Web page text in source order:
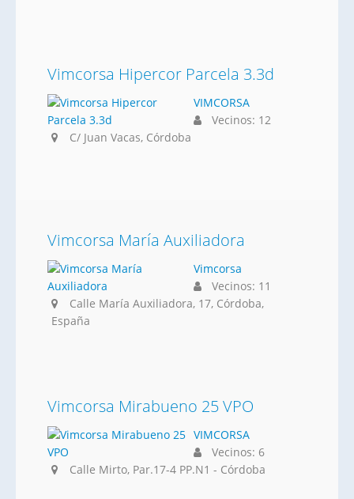
Vimcorsa Hipercor Parcela 3.3d
VIMCORSA
Vecinos: 12
C/ Juan Vacas, Córdoba
Vimcorsa María Auxiliadora
Vimcorsa
Vecinos: 11
Calle María Auxiliadora, 17, Córdoba,
España
Vimcorsa Mirabueno 25 VPO
VIMCORSA
Vecinos: 6
Calle Mirto, Par.17-4 PP.N1 - Córdoba